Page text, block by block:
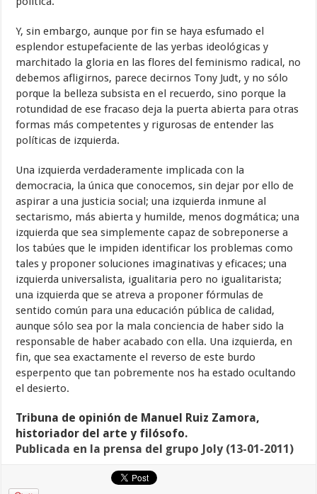
Y, sin embargo, aunque por fin se haya esfumado el
esplendor estupefaciente de las yerbas ideológicas y
marchitado la gloria en las flores del feminismo radical, no
debemos afligirnos, parece decirnos Tony Judt, y no sólo
porque la belleza subsista en el recuerdo, sino porque la
rotundidad de ese fracaso deja la puerta abierta para otras
formas más competentes y rigurosas de entender las
políticas de izquierda.
Una izquierda verdaderamente implicada con la
democracia, la única que conocemos, sin dejar por ello de
aspirar a una justicia social; una izquierda inmune al
sectarismo, más abierta y humilde, menos dogmática; una
izquierda que sea simplemente capaz de sobreponerse a
los tabúes que le impiden identificar los problemas como
tales y proponer soluciones imaginativas y eficaces; una
izquierda universalista, igualitaria pero no igualitarista;
una izquierda que se atreva a proponer fórmulas de
sentido común para una educación pública de calidad,
aunque sólo sea por la mala conciencia de haber sido la
responsable de haber acabado con ella. Una izquierda, en
fin, que sea exactamente el reverso de este burdo
esperpento que tan pobremente nos ha estado ocultando
el desierto.
Tribuna de opinión de Manuel Ruiz Zamora,
historiador del arte y filósofo.
Publicada en la prensa del grupo Joly (13-01-2011)